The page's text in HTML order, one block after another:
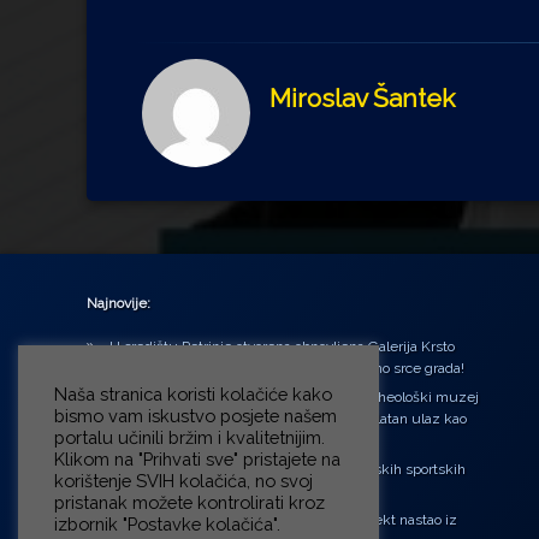
Miroslav Šantek
Najnovije:
U središtu Petrinje otvorena obnovljena Galerija Krsto
Hegedušić: Kultura vraćena kući, u samo srce grada!
Od petka do nedjelje (31.7. – 2.8.2026.) Arheološki muzej
u Zagrebu otvara vrata građanima: Besplatan ulaz kao
zaklon od toplinskog vala
‘Ni med cvetjem ni pravice’ na Aleji hrvatskih sportskih
velikana
“Rubikova kocka – složi svoju priču”, projekt nastao iz
Naša stranica koristi kolačiće kako
bismo vam iskustvo posjete našem
portalu učinili bržim i kvalitetnijim.
Klikom na "Prihvati sve" pristajete na
korištenje SVIH kolačića, no svoj
pristanak možete kontrolirati kroz
izbornik "Postavke kolačića".